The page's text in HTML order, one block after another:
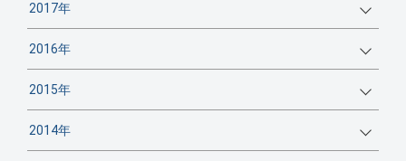
2017年
2016年
2015年
2014年